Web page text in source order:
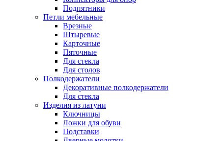
Подпятники
Петли мебельные
Врезные
Штыревые
Карточные
Пяточные
Для стекла
Для столов
Полкодержатели
Декоративные полкодержатели
Для стекла
Изделия из латуни
Ключницы
Ложки для обуви
Подставки